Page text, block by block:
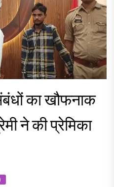
का खौफनाक
ने की प्रेमिका